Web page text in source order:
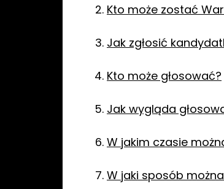
Kto może zostać
Jak zgłosić
Kto może głosować?
Jak wygląda
W jakim czasie
W jaki sposób